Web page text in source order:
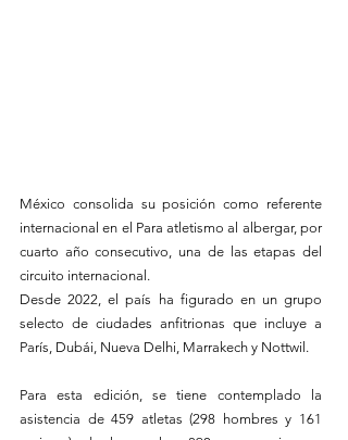
México consolida su posición como referente
internacional en el Para atletismo al albergar, por
cuarto año consecutivo, una de las etapas del
circuito internacional.
Desde 2022, el país ha figurado en un grupo
selecto de ciudades anfitrionas que incluye a
París, Dubái, Nueva Delhi, Marrakech y Nottwil.
Para esta edición, se tiene contemplado la
asistencia de 459 atletas (298 hombres y 161